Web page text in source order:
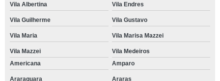
Vila Albertina Vila Endres
Vila Guilherme Vila Gustavo
Vila Maria Vila Marisa Mazzei
Vila Mazzei
Vila Medeiros
Americana
Amparo
Araraquara Araras